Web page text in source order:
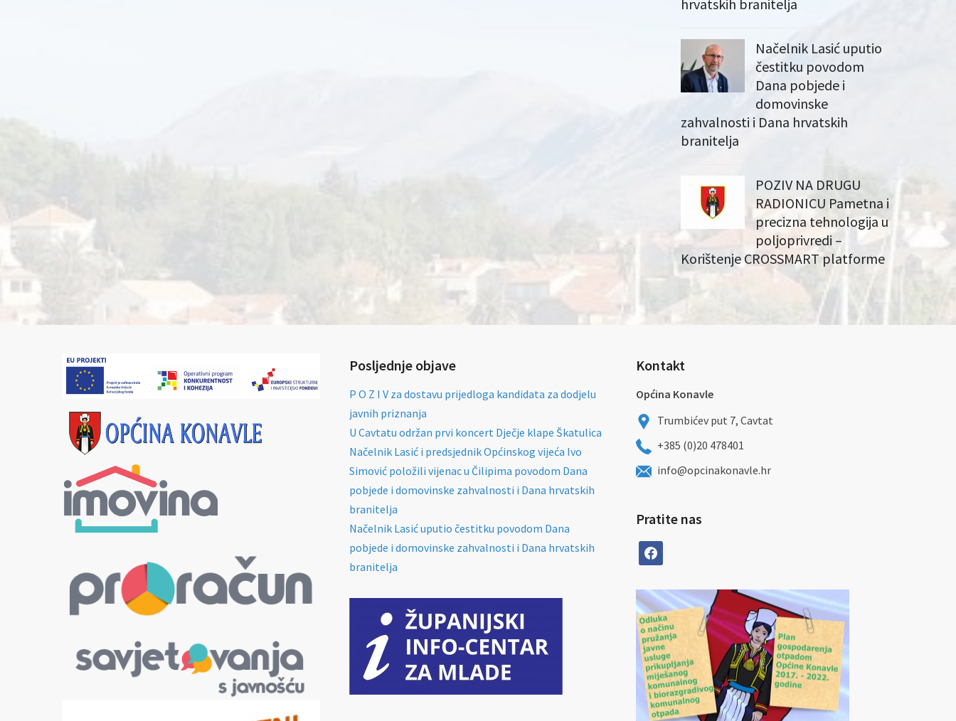
hrvatskih branitelja
Načelnik Lasić uputio
čestitku povodom
Dana pobjede i
domovinske
zahvalnosti i Dana hrvatskih
branitelja
POZIV NA DRUGU
RADIONICU Pametna i
precizna tehnologija u
poljoprivredi –
Korištenje CROSSMART platforme
Posljednje objave
P O Z I V za dostavu prijedloga kandidata za dodjelu
javnih priznanja
U Cavtatu održan prvi koncert Dječje klape Škatulica
Načelnik Lasić i predsjednik Općinskog vijeća Ivo
Simović položili vijenac u Čilipima povodom Dana
pobjede i domovinske zahvalnosti i Dana hrvatskih
branitelja
Načelnik Lasić uputio čestitku povodom Dana
pobjede i domovinske zahvalnosti i Dana hrvatskih
branitelja
Kontakt
Općina Konavle
Trumbićev put 7, Cavtat
+385 (0)20 478401
info@opcinakonavle.hr
Pratite nas
facebook